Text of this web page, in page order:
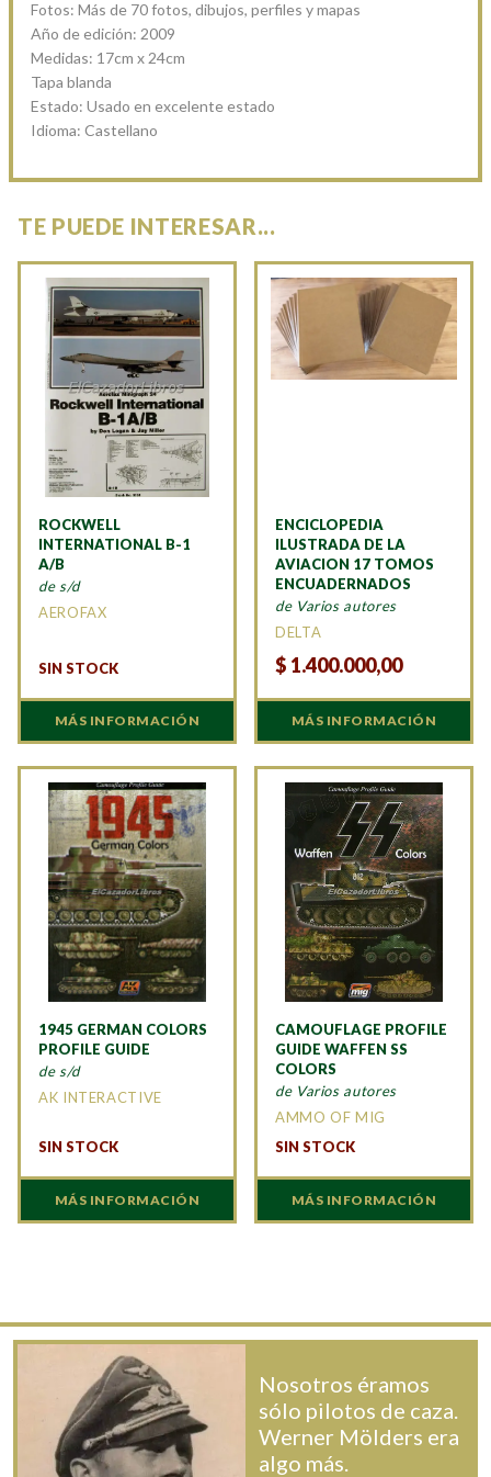
Fotos: Más de 70 fotos, dibujos, perfiles y mapas
Año de edición: 2009
Medidas: 17cm x 24cm
Tapa blanda
Estado: Usado en excelente estado
Idioma: Castellano
TE PUEDE INTERESAR...
ROCKWELL
INTERNATIONAL B-1
A/B
de s/d
AEROFAX
SIN STOCK
MÁS INFORMACIÓN
ENCICLOPEDIA
ILUSTRADA DE LA
AVIACION 17 TOMOS
ENCUADERNADOS
de Varios autores
DELTA
$ 1.400.000,00
MÁS INFORMACIÓN
1945 GERMAN COLORS
PROFILE GUIDE
de s/d
AK INTERACTIVE
SIN STOCK
MÁS INFORMACIÓN
CAMOUFLAGE PROFILE
GUIDE WAFFEN SS
COLORS
de Varios autores
AMMO OF MIG
SIN STOCK
MÁS INFORMACIÓN
Nosotros éramos
sólo pilotos de caza.
Werner Mölders era
algo más.